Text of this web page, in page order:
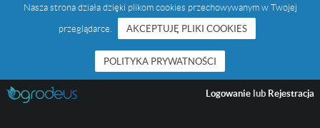
Nasza strona działa dzięki plikom cookies przechowywanym w Twojej
przeglądarce.
AKCEPTUJĘ PLIKI COOKIES
POLITYKA PRYWATNOŚCI
Logowanie lub Rejestracja